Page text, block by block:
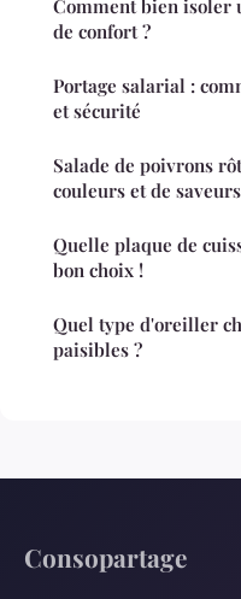
Comment bien isoler
de confort ?
Portage salarial :
et sécurité
Salade de poivrons
couleurs et de
Quelle plaque de
bon choix !
Quel type d'oreiller
paisibles ?
Consopartage